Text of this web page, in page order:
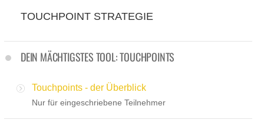
TOUCHPOINT STRATEGIE
DEIN MÄCHTIGSTES TOOL: TOUCHPOINTS
Touchpoints - der Überblick
Nur für eingeschriebene Teilnehmer